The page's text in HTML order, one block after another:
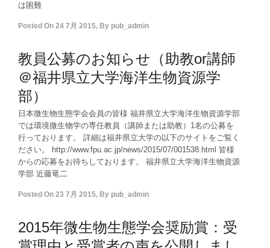
は困難
Posted On 24 7月 2015, By pub_admin
教員公募のお知らせ（助教or講師
＠福井県立大学海洋生物資源学
部）
日本微生物生態学会会員の皆様 福井県立大学海洋生物資源学部
では環境微生物学の専任教員（講師または助教）1名の公募を
行っております。 詳細は福井県立大学の以下のサイトをご覧く
ださい。 http://www.fpu.ac.jp/news/2015/07/001538.html 皆様
からの応募をお待ちしております。 福井県立大学海洋生物資源
学部 近藤竜二
Posted On 23 7月 2015, By pub_admin
2015年微生物生態学会奨励賞：受